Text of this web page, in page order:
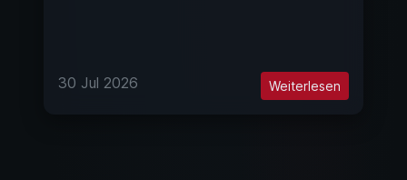
30 Jul 2026 Weiterlesen